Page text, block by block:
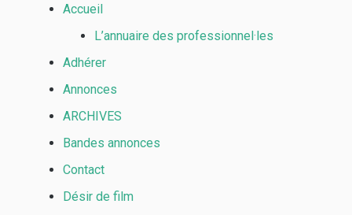
Accueil
L’annuaire des professionnel·les
Adhérer
Annonces
ARCHIVES
Bandes annonces
Contact
Désir de film